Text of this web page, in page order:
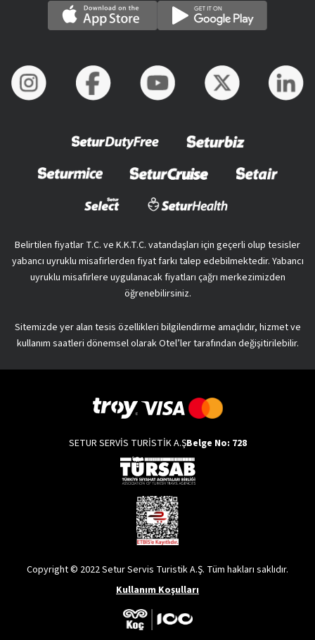
Belirtilen fiyatlar T.C. ve K.K.T.C. vatandaşları için geçerli olup tesisler
yabancı uyruklu misafirlerden fiyat farkı talep edebilmektedir. Yabancı
uyruklu misafirlere uygulanacak fiyatları çağrı merkezimizden
öğrenebilirsiniz.
Sitemizde yer alan tesis özellikleri bilgilendirme amaçlıdır, hizmet ve
kullanım saatleri dönemsel olarak Otel’ler tarafından değişitirilebilir.
SETUR SERVİS TURİSTİK A.ŞBelge No: 728
Copyright © 2022 Setur Servis Turistik A.Ş. Tüm hakları saklıdır.
Kullanım Koşulları